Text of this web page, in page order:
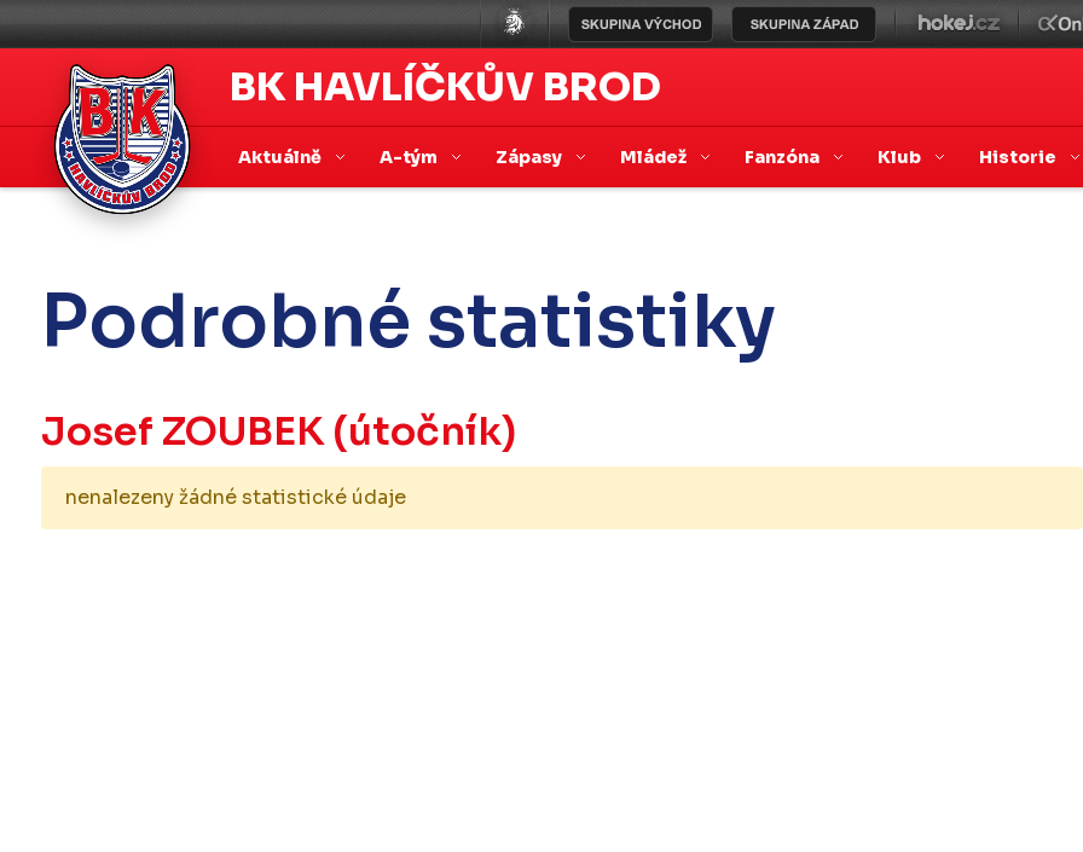
BK HAVLÍČKŮV BROD
Aktuálně A-tým Zápasy Mládež Fanzóna Klub Historie
Podrobné statistiky
Josef ZOUBEK(útočník)
nenalezeny žádné statistické údaje